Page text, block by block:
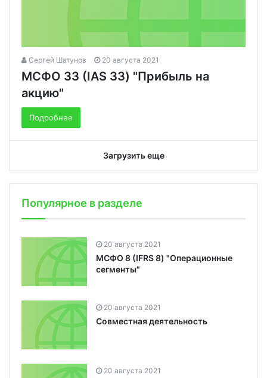
Сергей Шатунов 20 августа 2021
МСФО 33 (IAS 33) "Прибыль на
акцию"
Подробнее
Загрузить еще
Популярное в разделе
20 августа 2021
МСФО 8 (IFRS 8) "Операционные
сегменты"
20 августа 2021
Совместная деятельность
20 августа 2021